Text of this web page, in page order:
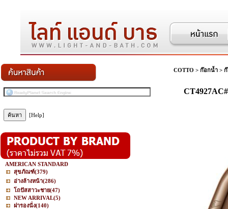
[Help]
AMERICAN STANDARD
สุขภัณฑ์(379)
อ่างล้างหน้า(286)
โถปัสสาวะชาย(47)
NEW ARRIVAL(5)
ฝารองนั่ง(140)
COTTO > ก๊อกน้ำ >